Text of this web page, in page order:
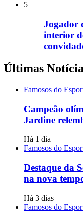
5
Jogador
interior
Últimas
Famosos do
Campeão
Jardine
Há 1 dia
Famosos do
Destaque da
na nova
Há 3 dias
Famosos do